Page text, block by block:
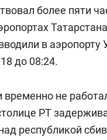
более пяти
в
до 08:24.
не
РТ
республикой